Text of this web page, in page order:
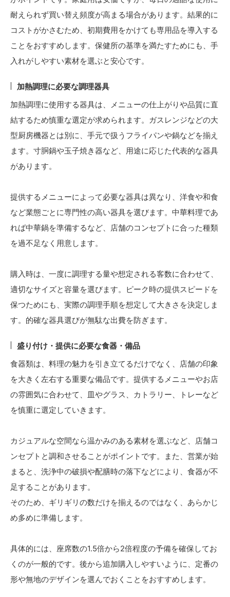
耐えられず買い替え頻度が高まる場合があります。結果的に
コストがかさむため、初期費用をかけても専用品を導入する
ことをおすすめします。保健所の基準を満たすためにも、手
入れがしやすい素材を選ぶと安心です。
加熱調理に必要な調理器具
加熱調理に使用する器具は、メニューの仕上がりや品質に直
結するため慎重な選定が求められます。ガスレンジなどの大
型厨房機器とは別に、手元で扱うフライパンや鍋などを揃え
ます。寸胴鍋や玉子焼き器など、用途に応じた代表的な器具
があります。
提供するメニューによって必要な器具は異なり、洋食や和食
など業態ごとに専門性の高い器具を選びます。中華料理であ
れば中華鍋を準備するなど、店舗のコンセプトに合った種類
を過不足なく用意します。
購入時は、一度に調理する量や想定される客数に合わせて、
適切なサイズと容量を選びます。ピーク時の提供スピードを
保つためにも、実際の調理手順を想定して大きさを決定しま
す。的確な器具選びが無駄な出費を防ぎます。
盛り付け・提供に必要な食器・備品
食器類は、料理の魅力を引き立てるだけでなく、店舗の印象
を大きく左右する重要な備品です。提供するメニューやお店
の雰囲気に合わせて、皿やグラス、カトラリー、トレーなど
を慎重に選定していきます。
カジュアルな空間なら温かみのある素材を選ぶなど、店舗コ
ンセプトと調和させることがポイントです。また、営業が始
まると、洗浄中の破損や配膳時の落下などにより、食器が不
足することがあります。
そのため、ギリギリの数だけを揃えるのではなく、あらかじ
め多めに準備します。
具体的には、座席数の1.5倍から2倍程度の予備を確保してお
くのが一般的です。後から追加購入しやすいように、定番の
形や無地のデザインを選んでおくことをおすすめします。